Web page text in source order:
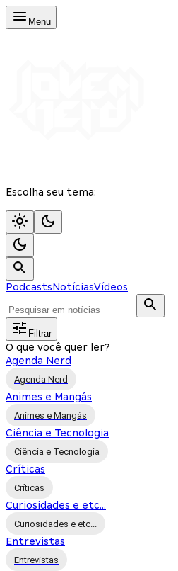
Menu
Escolha seu tema:
PodcastsNotíciasVídeos
Filtrar
O que você quer ler?
Agenda Nerd
Agenda Nerd
Animes e Mangás
Animes e Mangás
Ciência e Tecnologia
Ciência e Tecnologia
Críticas
Críticas
Curiosidades e etc...
Curiosidades e etc...
Entrevistas
Entrevistas